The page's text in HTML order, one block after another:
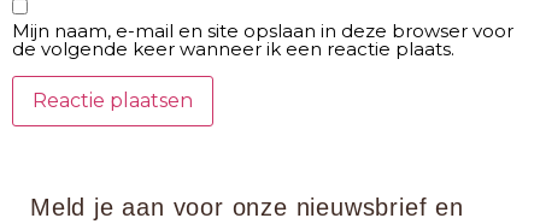
Mijn naam, e-mail en site opslaan in deze browser voor
de volgende keer wanneer ik een reactie plaats.
Meld je aan voor onze nieuwsbrief en